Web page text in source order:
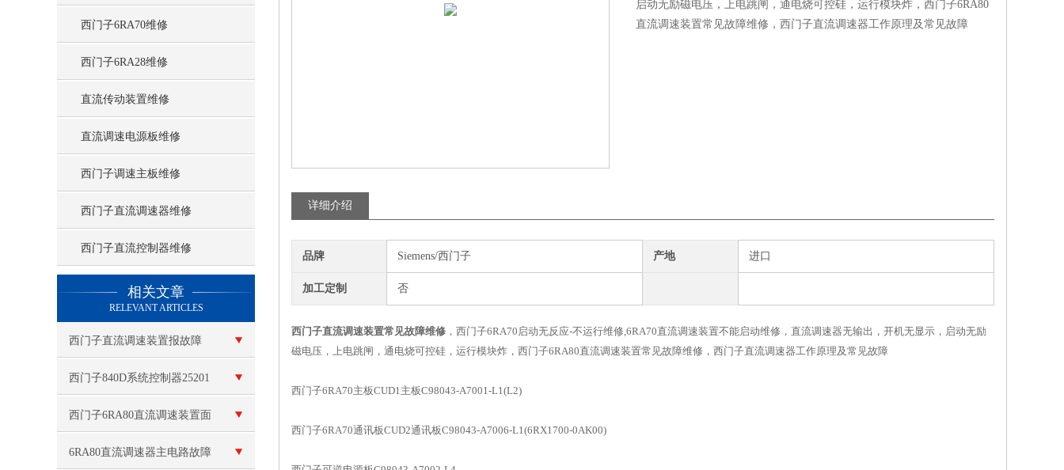
西门子6RA70维修
西门子6RA28维修
直流传动装置维修
直流调速电源板维修
西门子调速主板维修
西门子直流调速器维修
西门子直流控制器维修
相关文章
RELEVANT ARTICLES
西门子直流调速装置报故障
西门子840D系统控制器25201
维修故障测试维修
西门子6RA80直流调速装置面
板无显示维修
6RA80直流调速器主电路故障
启动无励磁电压，上电跳闸，通电烧可控硅，运行模块炸，西门子6RA80
直流调速装置常见故障维修，西门子直流调速器工作原理及常见故障
详细介绍
品牌 Siemens/西门子 产地 进口
加工定制 否
西门子直流调速装置常见故障维修 ，西门子6RA70启动无反应-不运行维修,6RA70直流调速装置不能启动维修，直流调速器无输出，开机无显示，启动无励
磁电压，上电跳闸，通电烧可控硅，运行模块炸，西门子6RA80直流调速装置常见故障维修，西门子直流调速器工作原理及常见故障
西门子6RA70主板CUD1主板C98043-A7001-L1(L2)
西门子6RA70通讯板CUD2通讯板C98043-A7006-L1(6RX1700-0AK00)